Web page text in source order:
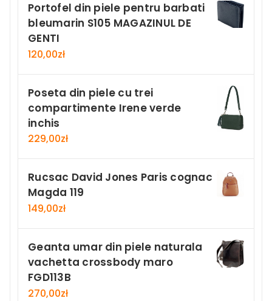
Portofel din piele pentru barbati
bleumarin S105 MAGAZINUL DE
GENTI
120,00zł
Poseta din piele cu trei
compartimente Irene verde
inchis
229,00zł
Rucsac David Jones Paris cognac
Magda 119
149,00zł
Geanta umar din piele naturala
vachetta crossbody maro
FGD113B
270,00zł